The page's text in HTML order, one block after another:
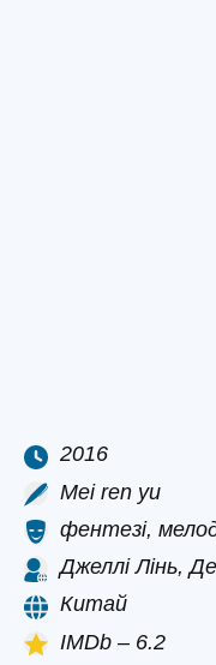
2016
Mei ren yu
фентезі,
Джеллі Лінь,
Китай
IMDb – 6.2